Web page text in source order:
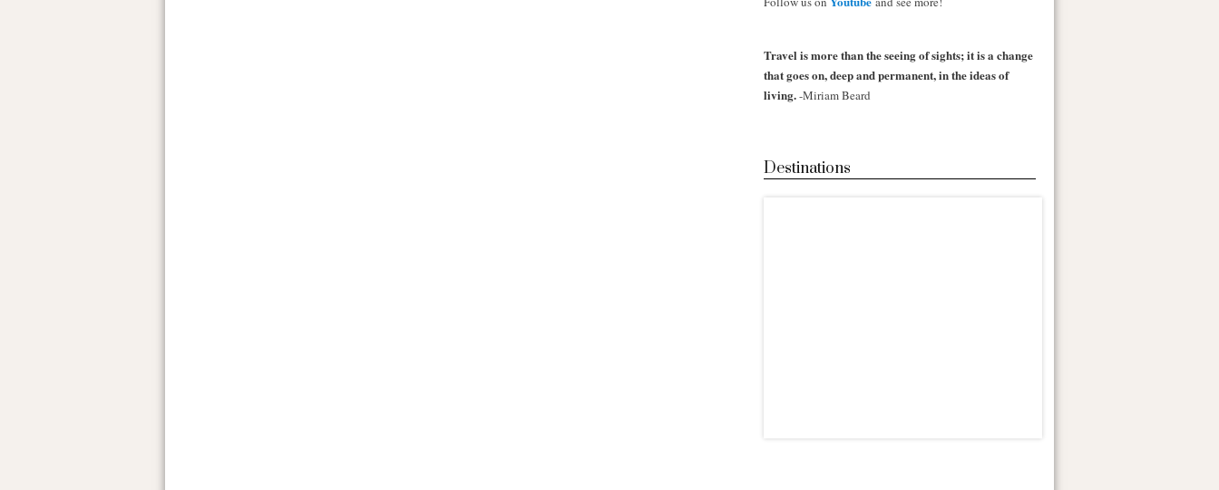
Travel is more than the seeing of sights; it is a change
that goes on, deep and permanent, in the ideas of
living.-Miriam Beard
Destinations